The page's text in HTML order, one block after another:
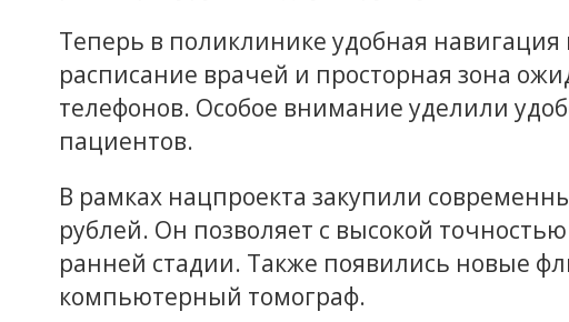
Теперь в поликлинике удобная
расписание врачей и просторная зона
телефонов. Особое внимание уделили
пациентов.
В рамках нацпроекта закупили
рублей. Он позволяет с высокой
ранней стадии. Также появились новые
компьютерный томограф.